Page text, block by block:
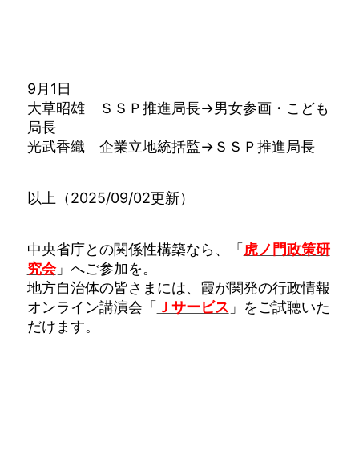
9月1日
大草昭雄 ＳＳＰ推進局長→男女参画・こども
局長
光武香織 企業立地統括監→ＳＳＰ推進局長
以上（2025/09/02更新）
中央省庁との関係性構築なら、「 虎ノ門政策研
究会」へご参加を。
地方自治体の皆さまには、霞が関発の行政情報
オンライン講演会「 Ｊサービス 」をご試聴いた
だけます。